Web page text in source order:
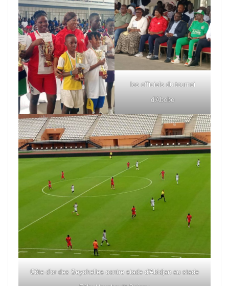
les officiels du tournoi
d'Abobo
Côte d'or des Seychelles contre stade d'Abidjan au stade